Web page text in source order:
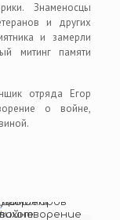
Знаменосцы
и других
и замерли
митинг памяти
отряда Егор
о войне,